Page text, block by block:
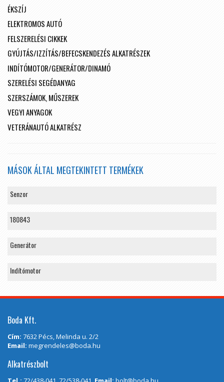
ÉKSZÍJ
ELEKTROMOS AUTÓ
FELSZERELÉSI CIKKEK
GYÚJTÁS/IZZÍTÁS/BEFECSKENDEZÉS ALKATRÉSZEK
INDÍTÓMOTOR/GENERÁTOR/DINAMÓ
SZERELÉSI SEGÉDANYAG
SZERSZÁMOK, MŰSZEREK
VEGYI ANYAGOK
VETERÁNAUTÓ ALKATRÉSZ
MÁSOK ÁLTAL MEGTEKINTETT TERMÉKEK
Senzor
180843
Generátor
Indítómotor
Boda Kft.
Cím: 7632 Pécs, Melinda u. 2/2
Email: megrendeles@boda.hu
Alkatrészbolt